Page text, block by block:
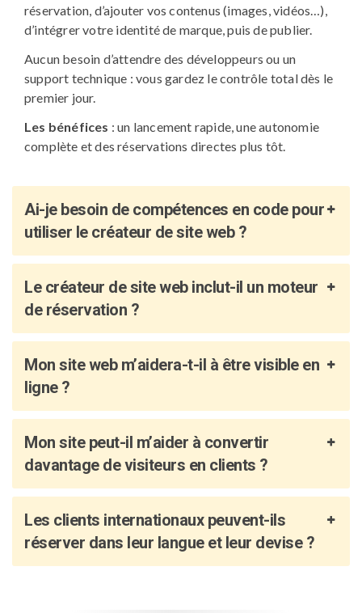
réservation, d’ajouter vos contenus (images, vidéos…),
d’intégrer votre identité de marque, puis de publier.
Aucun besoin d’attendre des développeurs ou un
support technique : vous gardez le contrôle total dès le
premier jour.
Les bénéfices : un lancement rapide, une autonomie
complète et des réservations directes plus tôt.
Ai-je besoin de compétences en code pour
utiliser le créateur de site web ?
Le créateur de site web inclut-il un moteur
de réservation ?
Mon site web m’aidera-t-il à être visible en
ligne ?
Mon site peut-il m’aider à convertir
davantage de visiteurs en clients ?
Les clients internationaux peuvent-ils
réserver dans leur langue et leur devise ?